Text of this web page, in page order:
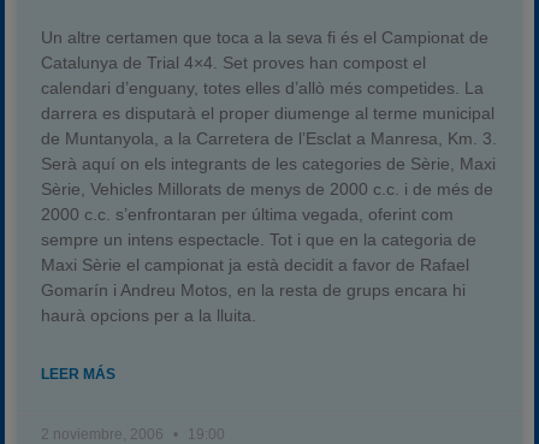
Un altre certamen que toca a la seva fi és el Campionat de
Catalunya de Trial 4×4. Set proves han compost el
calendari d’enguany, totes elles d’allò més competides. La
darrera es disputarà el proper diumenge al terme municipal
de Muntanyola, a la Carretera de l’Esclat a Manresa, Km. 3.
Serà aquí on els integrants de les categories de Sèrie, Maxi
Sèrie, Vehicles Millorats de menys de 2000 c.c. i de més de
2000 c.c. s’enfrontaran per última vegada, oferint com
sempre un intens espectacle. Tot i que en la categoria de
Maxi Sèrie el campionat ja està decidit a favor de Rafael
Gomarín i Andreu Motos, en la resta de grups encara hi
haurà opcions per a la lluita.
LEER MÁS
2 noviembre, 2006 19:00